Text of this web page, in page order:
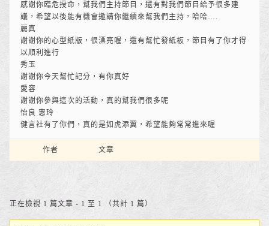
感謝你臨危授命，幫我們主持節目，還有對我們節目給予很多建
議，希望以後能有機會邀請你繼續來幫我們主持，哈哈….
麗真
謝謝你的心型紙版，很漂亮喔，還有幫忙發紙板，節目有了你才得
以順利進行
秀玉
謝謝你今天幫忙記分，有你真好
愛容
謝謝你參與這次的活動，真的幫我們很多呢
怡良 惠玲
健言社有了你們，真的是如虎添翼，希望能夠常常進來喔
作者 文章
正在檢視 1 篇文章 - 1 至 1 （共計 1 篇）